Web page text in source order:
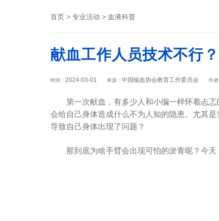
首页 > 专业活动 > 血液科普
献血工作人员技术不行
时间： 2024-03-01 来源： 中国输血协会教育工作委员会 作者
第一次献血，有多少人和小编一样怀着忐忑
会给自己身体造成什么不为人知的隐患。尤其
导致自己身体出现了问题？
那到底为啥手臂会出现可怕的淤青呢？今